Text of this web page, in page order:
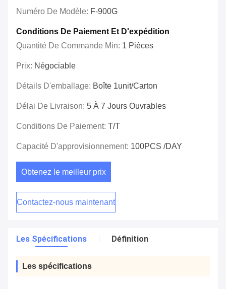
Numéro De Modèle: F-900G
Conditions De Paiement Et D'expédition
Quantité De Commande Min: 1 Pièces
Prix: Négociable
Détails D'emballage: Boîte 1unit/carton
Délai De Livraison: 5 À 7 Jours Ouvrables
Conditions De Paiement: T/T
Capacité D'approvisionnement: 100PCS /DAY
Obtenez le meilleur prix
Contactez-nous maintenant
Les Spécifications Définition
Les spécifications